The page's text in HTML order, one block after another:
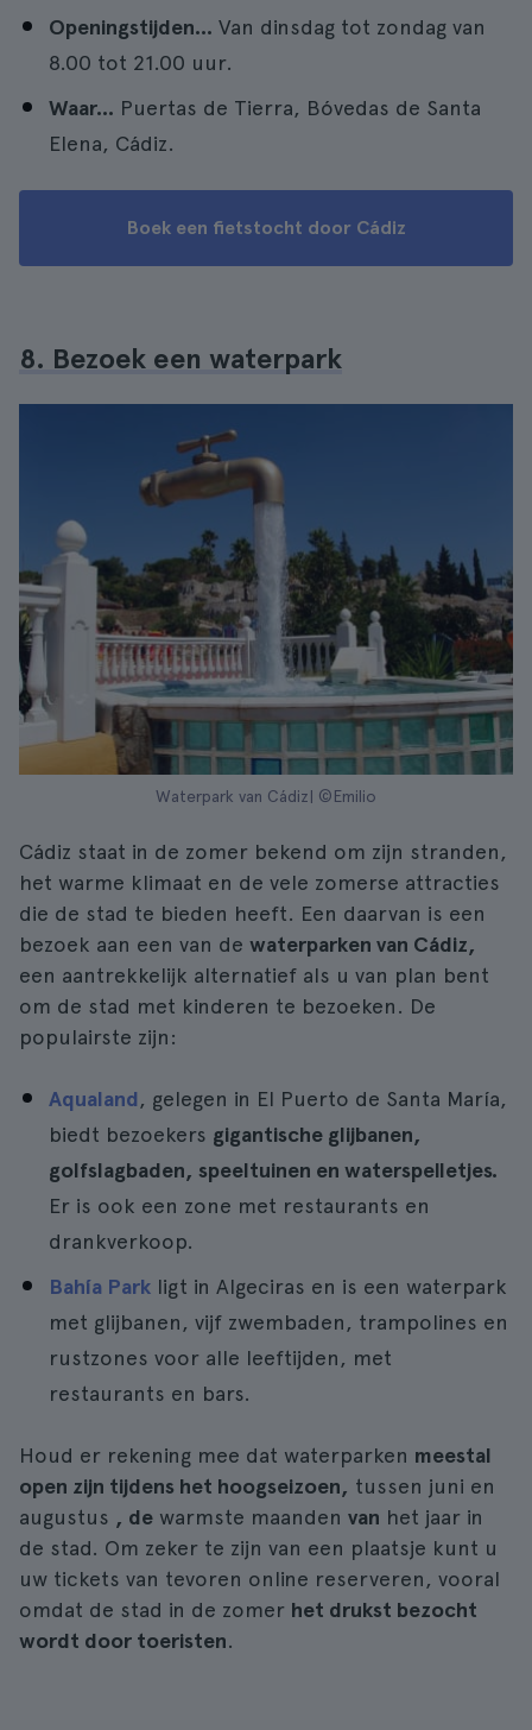
Openingstijden... Van dinsdag tot zondag van
8.00 tot 21.00 uur.
Waar... Puertas de Tierra, Bóvedas de Santa
Elena, Cádiz.
Boek een fietstocht door Cádiz
8. Bezoek een waterpark
Waterpark van Cádiz| ©Emilio
Cádiz staat in de zomer bekend om zijn stranden,
het warme klimaat en de vele zomerse attracties
die de stad te bieden heeft. Een daarvan is een
bezoek aan een van de waterparken van Cádiz,
een aantrekkelijk alternatief als u van plan bent
om de stad met kinderen te bezoeken. De
populairste zijn:
Aqualand, gelegen in El Puerto de Santa María,
biedt bezoekers gigantische glijbanen,
golfslagbaden, speeltuinen en waterspelletjes.
Er is ook een zone met restaurants en
drankverkoop.
Bahía Park ligt in Algeciras en is een waterpark
met glijbanen, vijf zwembaden, trampolines en
rustzones voor alle leeftijden, met
restaurants en bars.
Houd er rekening mee dat waterparken meestal
open zijn tijdens het hoogseizoen, tussen juni en
augustus , de warmste maanden van het jaar in
de stad. Om zeker te zijn van een plaatsje kunt u
uw tickets van tevoren online reserveren, vooral
omdat de stad in de zomer het drukst bezocht
wordt door toeristen.